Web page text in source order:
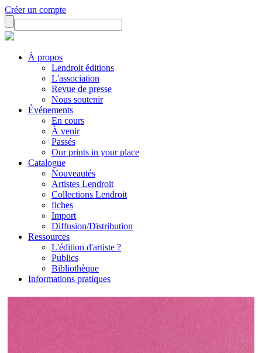
Créer un compte
À propos
Lendroit éditions
L'association
Revue de presse
Nous soutenir
Événements
En cours
À venir
Passés
Our prints in your place
Catalogue
Nouveautés
Artistes Lendroit
Collections Lendroit
fiches
Import
Diffusion/Distribution
Ressources
L'édition d'artiste ?
Publics
Bibliothèque
Informations pratiques